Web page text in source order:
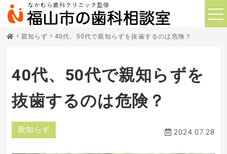
親知らず 40代、50代で親知らずを抜歯するのは危険？
40代、50代で親知らずを
抜歯するのは危険？
親知らず 2024.07.28